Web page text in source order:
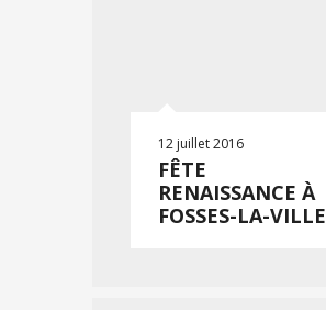
12 juillet 2016
FÊTE
RENAISSANCE À
FOSSES-LA-VILLE